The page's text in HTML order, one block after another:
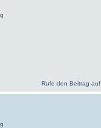
Rufe den Beitrag auf